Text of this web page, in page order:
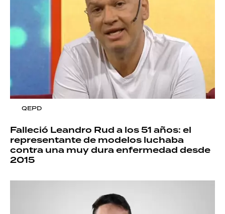
QEPD
Falleció Leandro Rud a los 51 años: el
representante de modelos luchaba
contra una muy dura enfermedad desde
2015